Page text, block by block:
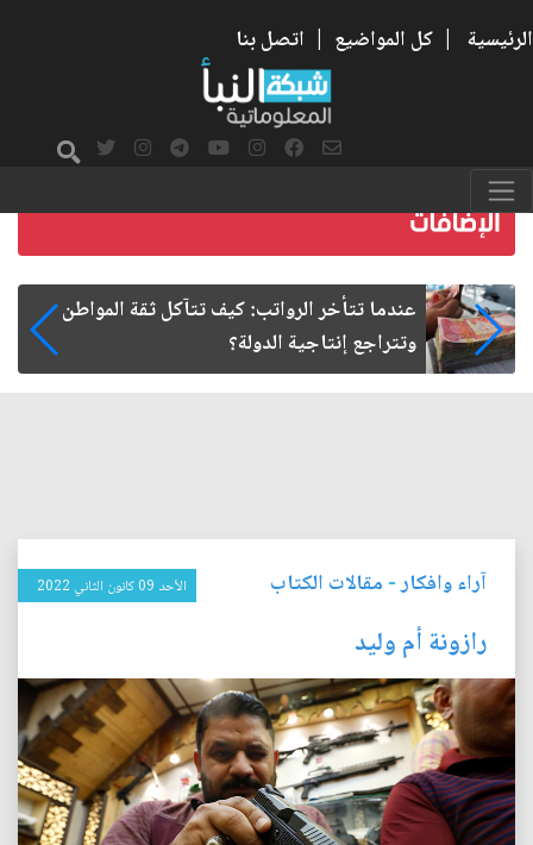
الرئيسية | كل المواضيع | اتصل بنا
صمت الطريق بعد الأربعين
آراء وافكار- مقالات الكتاب الأحد 09 كانون الثاني 2022
رازونة أم وليد